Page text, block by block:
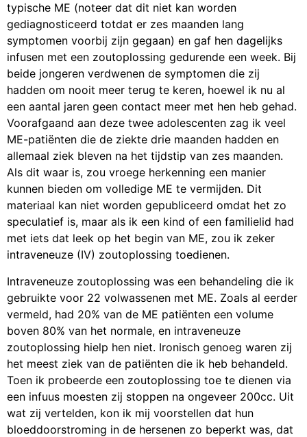
typische ME (noteer dat dit niet kan worden
gediagnosticeerd totdat er zes maanden lang
symptomen voorbij zijn gegaan) en gaf hen dagelijks
infusen met een zoutoplossing gedurende een week. Bij
beide jongeren verdwenen de symptomen die zij
hadden om nooit meer terug te keren, hoewel ik nu al
een aantal jaren geen contact meer met hen heb gehad.
Voorafgaand aan deze twee adolescenten zag ik veel
ME-patiënten die de ziekte drie maanden hadden en
allemaal ziek bleven na het tijdstip van zes maanden.
Als dit waar is, zou vroege herkenning een manier
kunnen bieden om volledige ME te vermijden. Dit
materiaal kan niet worden gepubliceerd omdat het zo
speculatief is, maar als ik een kind of een familielid had
met iets dat leek op het begin van ME, zou ik zeker
intraveneuze (IV) zoutoplossing toedienen.
Intraveneuze zoutoplossing was een behandeling die ik
gebruikte voor 22 volwassenen met ME. Zoals al eerder
vermeld, had 20% van de ME patiënten een volume
boven 80% van het normale, en intraveneuze
zoutoplossing hielp hen niet. Ironisch genoeg waren zij
het meest ziek van de patiënten die ik heb behandeld.
Toen ik probeerde een zoutoplossing toe te dienen via
een infuus moesten zij stoppen na ongeveer 200cc. Uit
wat zij vertelden, kon ik mij voorstellen dat hun
bloeddoorstroming in de hersenen zo beperkt was, dat